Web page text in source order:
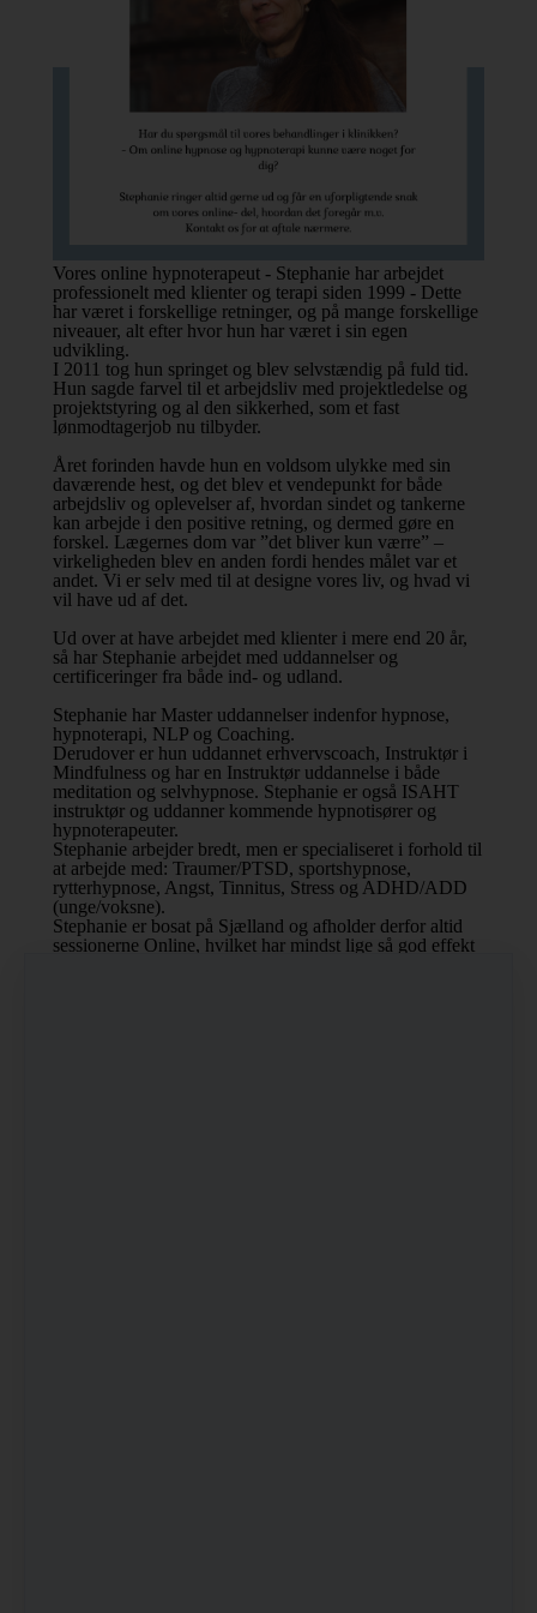
Vores online hypnoterapeut - Stephanie har arbejdet
professionelt med klienter og terapi siden 1999 - Dette
har været i forskellige retninger, og på mange forskellige
niveauer, alt efter hvor hun har været i sin egen
udvikling.
I 2011 tog hun springet og blev selvstændig på fuld tid.
Hun sagde farvel til et arbejdsliv med projektledelse og
projektstyring og al den sikkerhed, som et fast
lønmodtagerjob nu tilbyder.
Året forinden havde hun en voldsom ulykke med sin
daværende hest, og det blev et vendepunkt for både
arbejdsliv og oplevelser af, hvordan sindet og tankerne
kan arbejde i den positive retning, og dermed gøre en
forskel. Lægernes dom var ”det bliver kun værre” –
virkeligheden blev en anden fordi hendes målet var et
andet. Vi er selv med til at designe vores liv, og hvad vi
vil have ud af det.
Ud over at have arbejdet med klienter i mere end 20 år,
så har Stephanie arbejdet med uddannelser og
certificeringer fra både ind- og udland.
Stephanie har Master uddannelser indenfor hypnose,
hypnoterapi, NLP og Coaching.
Derudover er hun uddannet erhvervscoach, Instruktør i
Mindfulness og har en Instruktør uddannelse i både
meditation og selvhypnose. Stephanie er også ISAHT
instruktør og uddanner kommende hypnotisører og
hypnoterapeuter.
Stephanie arbejder bredt, men er specialiseret i forhold til
at arbejde med: Traumer/PTSD, sportshypnose,
rytterhypnose, Angst, Tinnitus, Stress og ADHD/ADD
(unge/voksne).
Stephanie er bosat på Sjælland og afholder derfor altid
sessionerne Online, hvilket har mindst lige så god effekt